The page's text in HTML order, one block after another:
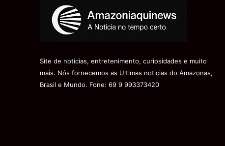
Site de noticias, entretenimento, curiosidades e muito
mais. Nós fornecemos as Ultimas noticias do Amazonas,
Brasil e Mundo. Fone: 69 9 993373420